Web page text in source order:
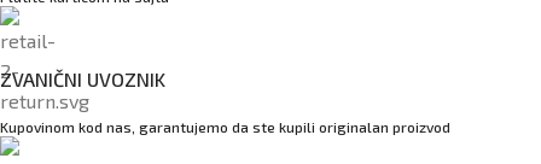
ZVANIČNI UVOZNIK
Kupovinom kod nas, garantujemo da ste kupili originalan proizvod